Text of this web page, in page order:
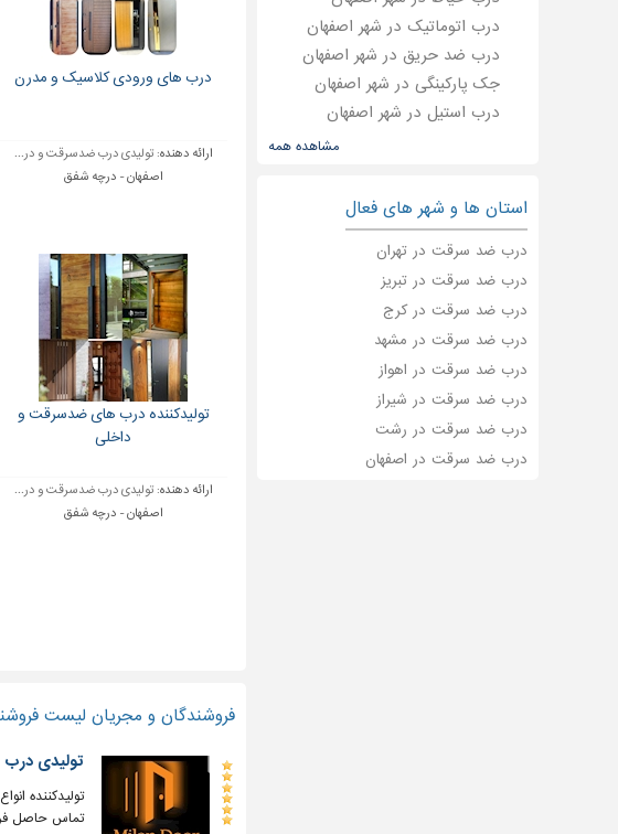
درب های ورودی کلاسیک و مدرن
ارائه دهنده: تولیدی درب ضدسرقت و در...
اصفهان - درچه شفق
تولیدکننده درب های ضدسرقت و
داخلی
ارائه دهنده: تولیدی درب ضدسرقت و در...
اصفهان - درچه شفق
فروشندگان و مجریان لیست
تولیدی
تولیدکننده انواع
تماس حاصل
درب اتوماتیک در شهر اصفهان
درب ضد حریق در شهر اصفهان
جک پارکینگی در شهر اصفهان
درب استیل در شهر اصفهان
درب سکشنال در شهر اصفهان
عایق ضد حریق در شهر اصفهان
درب شیشه ای در شهر اصفهان
درب لابی در شهر اصفهان
کاشی ضد اسید در شهر اصفهان
درب پارکینگ در شهر اصفهان
درب در شهر اصفهان
نصب درب اتوماتیک در شهر
اصفهان
مشاهده همه
استان ها و شهر های فعال
درب ضد سرقت در تهران
درب ضد سرقت در تبریز
درب ضد سرقت در کرج
درب ضد سرقت در مشهد
درب ضد سرقت در اهواز
درب ضد سرقت در شیراز
درب ضد سرقت در رشت
درب ضد سرقت در اصفهان